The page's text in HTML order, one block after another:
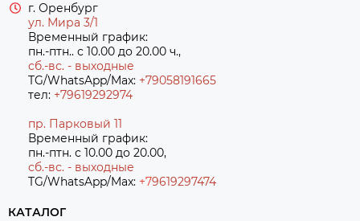
г. Оренбург
ул. Мира 3/1
Временный график:
пн.-птн.. с 10.00 до 20.00 ч.,
сб.-вс. - выходные
TG/WhatsApp/Max: +79058191665
тел: +79619292974
пр. Парковый 11
Временный график:
пн.-птн. с 10.00 до 20.00,
сб.-вс. - выходные
TG/WhatsApp/Max: +79619297474
КАТАЛОГ